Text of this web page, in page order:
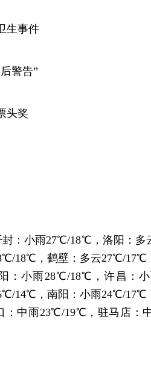
生事件
警告”
头奖
：小雨27℃/18℃，洛阳：
18℃，鹤壁：多云27℃/17℃
：小雨28℃/18℃，许昌：
14℃，南阳：小雨24℃/17℃
：中雨23℃/19℃，驻马店：